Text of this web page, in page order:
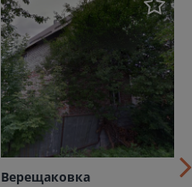
Верещаковка